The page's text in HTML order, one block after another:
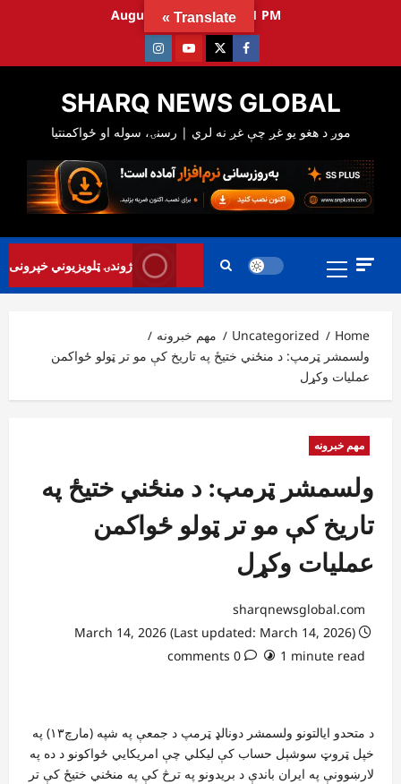
August 8, 2026 3:42:02 PM
Facebook
Twitter
Youtube
Instagram
SHARQ NEWS GLOBAL
Primary
ژوندۍ ټلویزیوني خپرونی
Home
Uncategorized
مهم خبرونه
ولسمشر ټرمپ: د منځني ختیځ په تاریخ کې مو تر ټولو ځواکمن
عملیات وکړل
مهم خبرونه
ولسمشر ټرمپ: د منځني ختیځ په
تاریخ کې مو تر ټولو ځواکمن
عملیات وکړل
sharqnewsglobal.com
1 minute read
0 comments
د متحدو ایالتونو ولسمشر دونالډ ټرمپ د جمعې په شپه (مارچ۱۳) په
خپل ټروټ سوشېل حساب کې لیکلي چې امریکايي ځواکونو د ده په
لارښوونې په ایران باندې د بریدونو په ترڅ کې په منځني ختیځ کې تر
Translate »